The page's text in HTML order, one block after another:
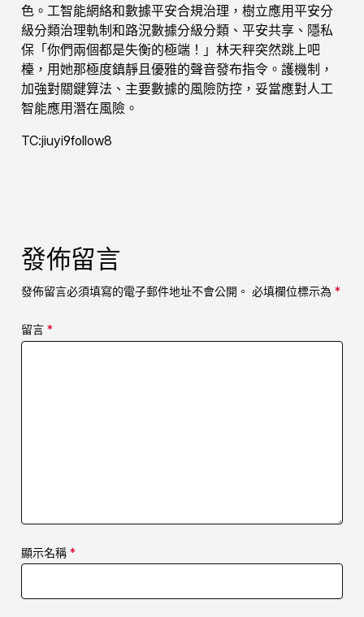
色。工智能網絡和數據平安合規治理，樹立應用平安分
級分類治理軌制和路況數據分級分類、平安共享、隱私
保「你們兩個都是失衡的極端！」林天秤突然跳上吧
檯，用她那極度鎮靜且優雅的聲音發布指令。護機制，
加強對關鍵算法、主要數據的風險防控，妥當應對人工
智能應用潛在風險。
TC:jiuyi9follow8
發佈留言
發佈留言必須填寫的電子郵件地址不會公開。 必填欄位標示為 *
留言 *
顯示名稱 *